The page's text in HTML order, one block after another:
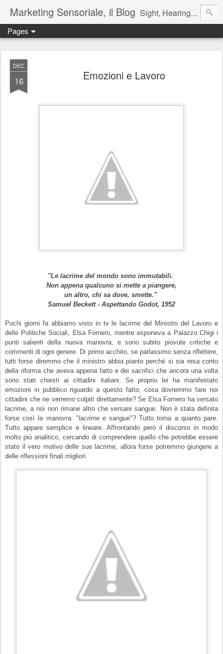
Marketing Sensoriale, il Blog Sight, Hearing, Touch, Taste and Smell are the best channels to know the reality, to communicate at 100% and to live as conscious consumers!
Pages
DEC
16 Emozioni e Lavoro
"Le lacrime del mondo sono immutabili.
Non appena qualcuno si mette a piangere,
un altro, chi sa dove, smette."
Samuel Beckett- Aspettando Godot, 1952
Pochi giorni fa abbiamo visto in tv le lacrime del Ministro del Lavoro e
delle Politiche Sociali, Elsa Fornero, mentre esponeva a Palazzo Chigi i
punti salienti della nuova manovra, e sono subito piovute critiche e
commenti di ogni genere. Di primo acchito, se parlassimo senza riflettere,
tutti forse diremmo che il ministro abbia pianto perché si sia resa conto
della riforma che aveva appena fatto e dei sacrifici che ancora una volta
sono stati chiesti ai cittadini italiani. Se proprio lei ha manifestato
emozioni in pubblico riguardo a questo fatto, cosa dovremmo fare noi
cittadini che ne verremo colpiti direttamente? Se Elsa Fornero ha versato
lacrime, a noi non rimane altro che versare sangue. Non è stata definita
forse così la manovra: "lacrime e sangue"? Tutto torna a quanto pare.
Tutto appare semplice e lineare. Affrontando però il discorso in modo
molto più analitico, cercando di comprendere quello che potrebbe essere
stato il vero motivo delle sue lacrime, allora forse potremmo giungere a
delle riflessioni finali migliori.